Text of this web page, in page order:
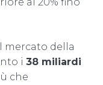
mercato della
i 38 miliardi
che